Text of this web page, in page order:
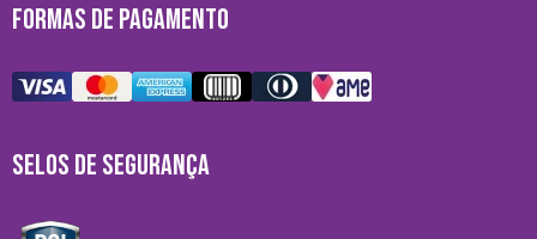
FORMAS DE PAGAMENTO
SELOS DE SEGURANÇA